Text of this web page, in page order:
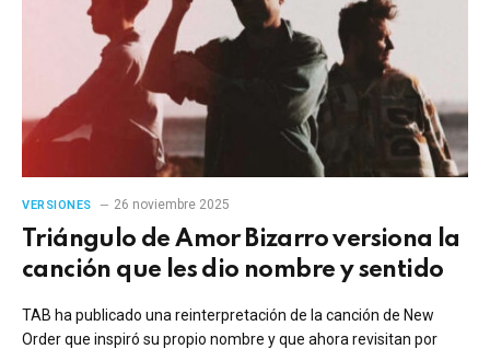
VERSIONES 26 noviembre 2025
Triángulo de Amor Bizarro versiona la
canción que les dio nombre y sentido
TAB ha publicado una reinterpretación de la canción de New
Order que inspiró su propio nombre y que ahora revisitan por